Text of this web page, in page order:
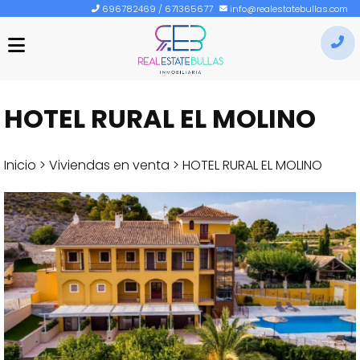
696782469 / 671365677 info@realestatebullas.com
INICIO
SEGUROS
CONTACTO
COMPRAR
696782469
/
671365677
INFO@REALESTATEBULLAS.COM
HOTEL RURAL EL MOLINO
Inicio > Viviendas en venta > HOTEL RURAL EL MOLINO